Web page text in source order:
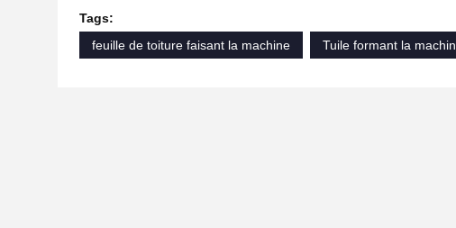
Tags:
feuille de toiture faisant la machine
Tuile formant la